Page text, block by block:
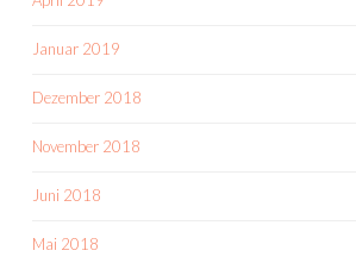
Januar 2019
Dezember 2018
November 2018
Juni 2018
Mai 2018